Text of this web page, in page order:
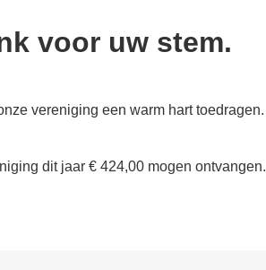
voor uw stem.
vereniging een warm hart toedragen.
dit jaar € 424,00 mogen ontvangen.